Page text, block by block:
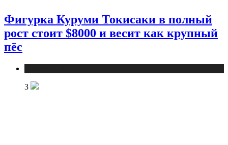
Фигурка Куруми Токисаки в полный
рост стоит $8000 и весит как крупный
пёс
3